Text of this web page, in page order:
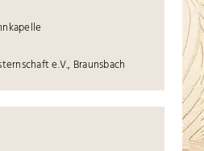
e.V., Braunsbach